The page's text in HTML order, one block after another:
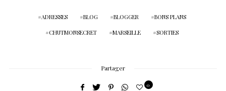
ADRESSES BLOG BLOGGER BONS PLANS
CHUTMONSECRET MARSEILLE SORTIES
Partager
0